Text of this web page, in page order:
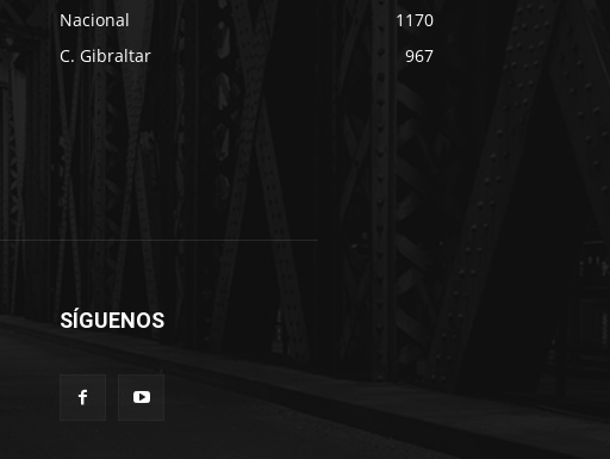
Nacional
1170
C. Gibraltar
967
SÍGUENOS